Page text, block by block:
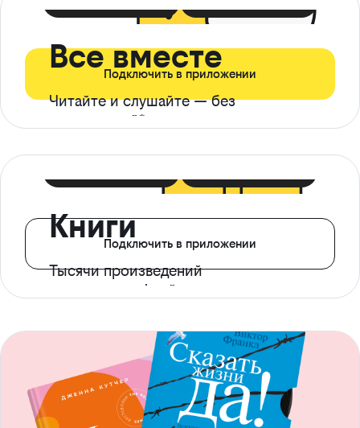
Все вместе
Читайте и слушайте — без
ограничений*
Подключить в приложении
Книги
Тысячи произведений
с доступом офлайн
Подключить в приложении